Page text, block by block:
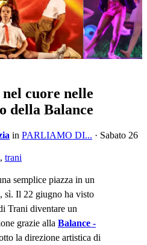
cuore nelle
della Balance
in PARLIAMO DI... · Sabato 26
, trani
semplice piazza in un
sì. Il 22 giugno ha visto
Trani diventare un
grazie alla Balance -
la direzione artistica di